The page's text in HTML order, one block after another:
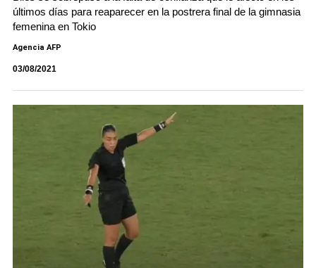
últimos días para reaparecer en la postrera final de la gimnasia
femenina en Tokio
Agencia AFP
03/08/2021